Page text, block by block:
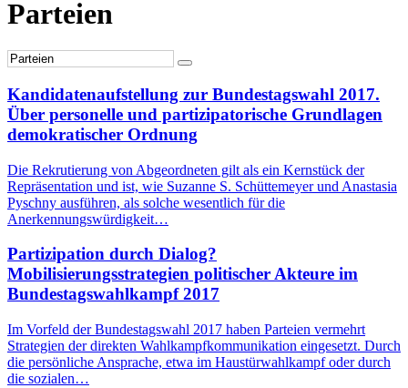
Parteien
Kandidatenaufstellung zur Bundestagswahl 2017.
Über personelle und partizipatorische Grundlagen
demokratischer Ordnung
Die Rekrutierung von Abgeordneten gilt als ein Kernstück der
Repräsentation und ist, wie Suzanne S. Schüttemeyer und Anastasia
Pyschny ausführen, als solche wesentlich für die
Anerkennungswürdigkeit…
Partizipation durch Dialog?
Mobilisierungsstrategien politischer Akteure im
Bundestagswahlkampf 2017
Im Vorfeld der Bundestagswahl 2017 haben Parteien vermehrt
Strategien der direkten Wahlkampfkommunikation eingesetzt. Durch
die persönliche Ansprache, etwa im Haustürwahlkampf oder durch
die sozialen…